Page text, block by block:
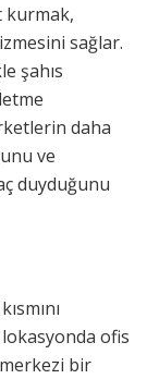
kurmak,
sağlar.
şahıs
daha
ve
duyduğunu
ofis
bir